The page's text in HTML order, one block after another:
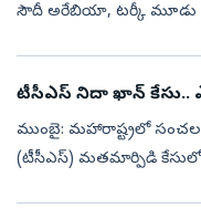
సౌదీ అరేబియా, టర్కీ మూడు
టీసీఎస్‌ నిదా ఖాన్‌ కేసు..
ముంబై: మహారాష్ట్రలో
(టీసీఎస్) మతమార్పిడి కేసులో